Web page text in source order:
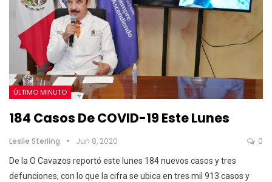
ÚLTIMO MINUTO
184 Casos De COVID-19 Este Lunes
Leslie Sterling Jun 8, 2020 0
De la O Cavazos reportó este lunes 184 nuevos casos y tres
defunciones, con lo que la cifra se ubica en tres mil 913 casos y